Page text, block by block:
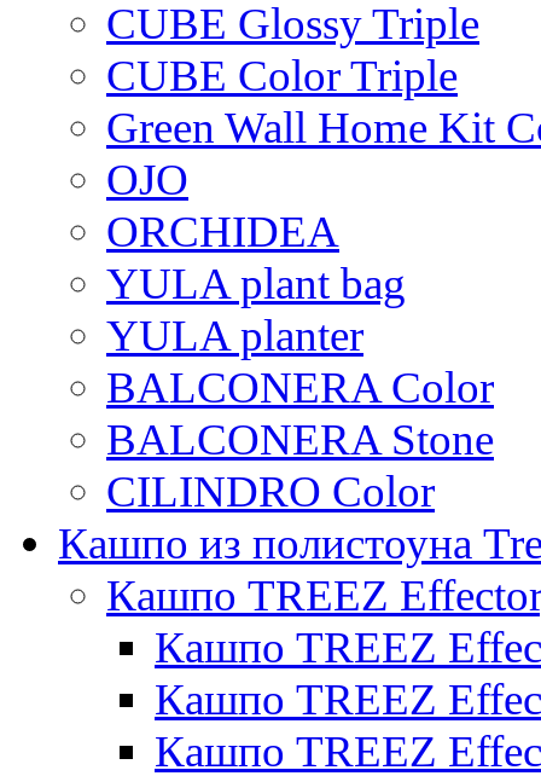
CUBE Glossy Triple
CUBE Color Triple
Green Wall Home Kit
OJO
ORCHIDEA
YULA plant bag
YULA planter
BALCONERA Color
BALCONERA Stone
CILINDRO Color
Кашпо из полистоуна
Кашпо TREEZ
Кашпо TREEZ
Кашпо TREEZ
Кашпо TREEZ